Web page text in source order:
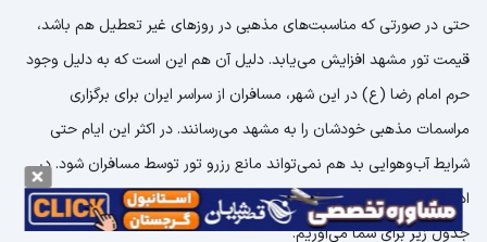
حتی در صورتی که مناسبت‌های مذهبی در روزهای غیر تعطیل هم باشد،
قیمت تور مشهد افزایش می‌یابد. دلیل آن هم این است که به دلیل وجود
حرم امام رضا (ع) در این شهر، مسافران از سراسر ایران برای برگزاری
مراسمات مذهبی خودشان را به مشهد می‌رسانند. در اکثر این ایام حتی
شرایط آب‌وهوایی بد هم نمی‌تواند مانع رزرو تور توسط مسافران شود. در
ادامه اعیاد و مناسبت‌های مذهبی موثر بر قیمت تور مشهد 1404 را در
جدول زیر برای شما می‌آوریم.